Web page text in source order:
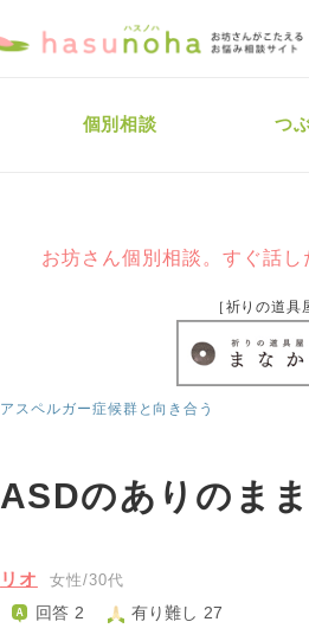
個別相談 つ
お坊さん個別相談。すぐ話
［祈りの道
アスペルガー症候群と向き合う
ASDのありのま
リオ 女性/30代
回答 2 有り難し 27